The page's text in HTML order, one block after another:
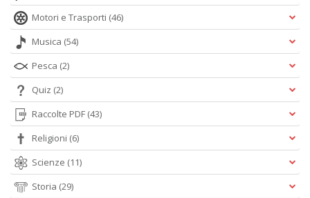
Motori e Trasporti (46)
Musica (54)
Pesca (2)
Quiz (2)
Raccolte PDF (43)
Religioni (6)
Scienze (11)
Storia (29)